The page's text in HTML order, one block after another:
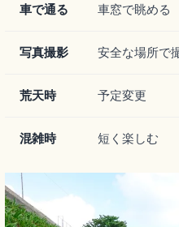
車で通る 車窓で眺める
写真撮影 安全な場所で
荒天時 予定変更
混雑時 短く楽しむ